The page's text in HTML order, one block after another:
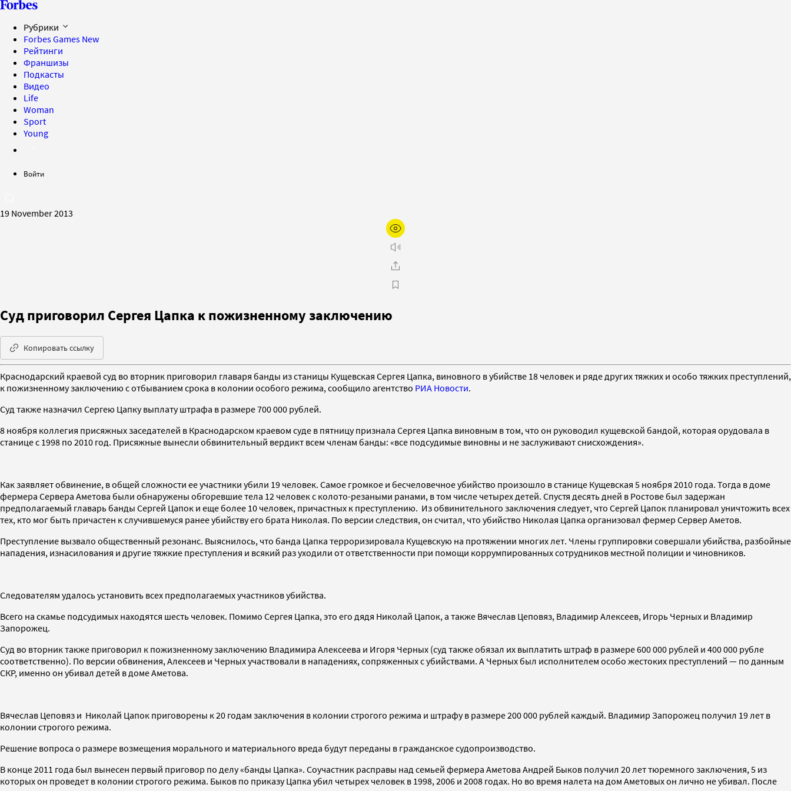
Рубрики
Forbes Games New
Рейтинги
Франшизы
Подкасты
Видео
Life
Woman
Sport
Young
Войти
19 November 2013
Суд приговорил Сергея Цапка к пожизненному заключению
Копировать ссылку
Краснодарский краевой суд во вторник приговорил главаря банды из станицы Кущевская Сергея Цапка, виновного в убийстве 18 человек и ряде других тяжких и особо тяжких преступлений,
к пожизненному заключению с отбыванием срока в колонии особого режима, сообщило агентство РИА Новости.
Суд также назначил Сергею Цапку выплату штрафа в размере 700 000 рублей.
8 ноября коллегия присяжных заседателей в Краснодарском краевом суде в пятницу признала Сергея Цапка виновным в том, что он руководил кущевской бандой, которая орудовала в
станице с 1998 по 2010 год. Присяжные вынесли обвинительный вердикт всем членам банды: «все подсудимые виновны и не заслуживают снисхождения».
Как заявляет обвинение, в общей сложности ее участники убили 19 человек. Самое громкое и бесчеловечное убийство произошло в станице Кущевская 5 ноября 2010 года. Тогда в доме
фермера Сервера Аметова были обнаружены обгоревшие тела 12 человек с колото-резаными ранами, в том числе четырех детей. Спустя десять дней в Ростове был задержан
предполагаемый главарь банды Сергей Цапок и еще более 10 человек, причастных к преступлению. Из обвинительного заключения следует, что Сергей Цапок планировал уничтожить всех
тех, кто мог быть причастен к случившемуся ранее убийству его брата Николая. По версии следствия, он считал, что убийство Николая Цапка организовал фермер Сервер Аметов.
Преступление вызвало общественный резонанс. Выяснилось, что банда Цапка терроризировала Кущевскую на протяжении многих лет. Члены группировки совершали убийства, разбойные
нападения, изнасилования и другие тяжкие преступления и всякий раз уходили от ответственности при помощи коррумпированных сотрудников местной полиции и чиновников.
Следователям удалось установить всех предполагаемых участников убийства.
Всего на скамье подсудимых находятся шесть человек. Помимо Сергея Цапка, это его дядя Николай Цапок, а также Вячеслав Цеповяз, Владимир Алексеев, Игорь Черных и Владимир
Запорожец.
Суд во вторник также приговорил к пожизненному заключению Владимира Алексеева и Игоря Черных (суд также обязал их выплатить штраф в размере 600 000 рублей и 400 000 рубле
соответственно). По версии обвинения, Алексеев и Черных участвовали в нападениях, сопряженных с убийствами. А Черных был исполнителем особо жестоких преступлений — по данным
СКР, именно он убивал детей в доме Аметова.
Вячеслав Цеповяз и Николай Цапок приговорены к 20 годам заключения в колонии строгого режима и штрафу в размере 200 000 рублей каждый. Владимир Запорожец получил 19 лет в
колонии строгого режима.
Решение вопроса о размере возмещения морального и материального вреда будут переданы в гражданское судопроизводство.
В конце 2011 года был вынесен первый приговор по делу «банды Цапка». Соучастник расправы над семьей фермера Аметова Андрей Быков получил 20 лет тюремного заключения, 5 из
которых он проведет в колонии строгого режима. Быков по приказу Цапка убил четырех человек в 1998, 2006 и 2008 годах. Но во время налета на дом Аметовых он лично не убивал. После